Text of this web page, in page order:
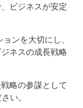
ビジネスが安定
ンを大切にし、
ネスの成長戦略
略の参謀として
い。